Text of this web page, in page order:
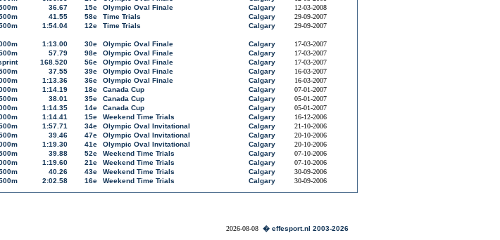
36.67 15e Olympic Oval Finale Calgary
12-03-2008
41.55 58e Time Trials Calgary
29-09-2007
1:54.04 12e Time Trials Calgary
29-09-2007
1:13.00 30e Olympic Oval Finale Calgary
17-03-2007
57.79 98e Olympic Oval Finale Calgary
17-03-2007
168.520 56e Olympic Oval Finale Calgary
17-03-2007
37.55 39e Olympic Oval Finale Calgary
16-03-2007
1:13.36 36e Olympic Oval Finale Calgary
16-03-2007
1:14.19 18e Canada Cup Calgary
07-01-2007
38.01 35e Canada Cup Calgary
05-01-2007
1:14.35 14e Canada Cup Calgary
05-01-2007
1:14.41 15e Weekend Time Trials Calgary
16-12-2006
1:57.71 34e Olympic Oval Invitational Calgary
21-10-2006
39.46 47e Olympic Oval Invitational Calgary
20-10-2006
1:19.30 41e Olympic Oval Invitational Calgary
20-10-2006
39.88 52e Weekend Time Trials Calgary
07-10-2006
1:19.60 21e Weekend Time Trials Calgary
07-10-2006
40.26 43e Weekend Time Trials Calgary
30-09-2006
2:02.58 16e Weekend Time Trials Calgary 30-09-2006
2026-08-08 � effesport.nl 2003-2026